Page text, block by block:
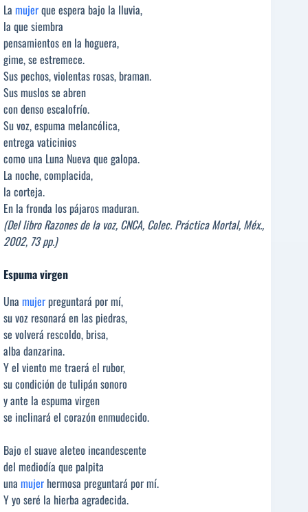
La mujerque espera bajo la lluvia,
la que siembra
pensamientos en la hoguera,
gime, se estremece.
Sus pechos, violentas rosas, braman.
Sus muslos se abren
con denso escalofrío.
Su voz, espuma melancólica,
entrega vaticinios
como una Luna Nueva que galopa.
La noche, complacida,
la corteja.
En la fronda los pájaros maduran.
(Del libro Razones de la voz, CNCA, Colec. Práctica Mortal, Méx.,
2002, 73 pp.)
Espuma virgen
Una mujerpreguntará por mí,
su voz resonará en las piedras,
se volverá rescoldo, brisa,
alba danzarina.
Y el viento me traerá el rubor,
su condición de tulipán sonoro
y ante la espuma virgen
se inclinará el corazón enmudecido.
Bajo el suave aleteo incandescente
del mediodía que palpita
una mujer hermosa preguntará por mí.
Y yo seré la hierba agradecida.